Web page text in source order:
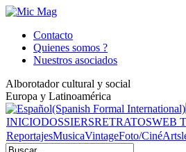
Contacto
Quienes somos ?
Nuestros asociados
Alborotador cultural y social
Europa y Latinoamérica
INICIODOSSIERSRETRATOSWEB
ReportajesMusicaVintageFoto/CinéArts